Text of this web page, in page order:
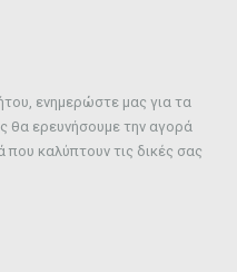
ενημερώστε μας για τα
θα ερευνήσουμε την αγορά
που καλύπτουν τις δικές σας